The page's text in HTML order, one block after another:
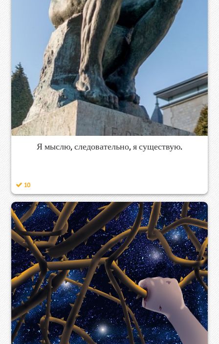
Я мыслю, следовательно, я существую.
10